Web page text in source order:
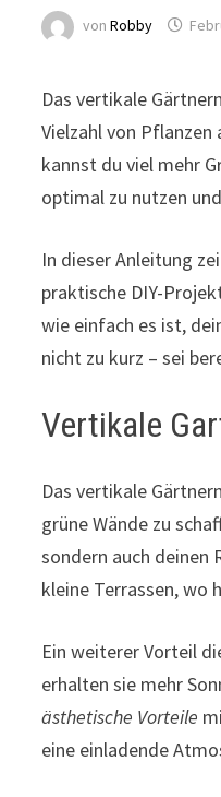
vonRobby
Das vertikale
Vielzahl von
kannst du viel mehr
optimal zu nutzen
In dieser Anleitung
praktische DIY-
wie einfach es ist,
nicht zu kurz – sei
Vertikale
Das vertikale
grüne Wände zu
sondern auch deinen
kleine Terrassen, wo
Ein weiterer Vorteil
erhalten sie mehr
ästhetische Vorteile
eine einladende